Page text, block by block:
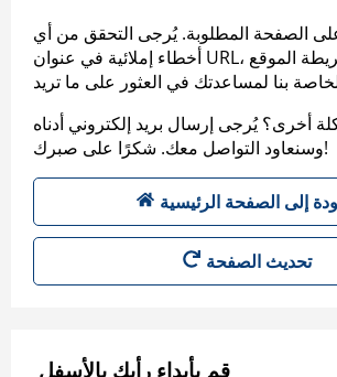
على الصفحة المطلوبة. يُرجى التحقق من أي
أخطاء إملائية في عنوان URL، أو عرض خريطة الموقع
أخرى؟ يُرجى إرسال بريد إلكتروني أدناه
وسنعاود التواصل معك. شكرًا على صبرك!
إلى الصفحة الرئيسية
تحديث الصفحة
قم بأبداء رأيك بالأسفل